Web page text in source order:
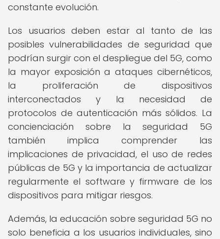
constante evolución.
Los usuarios deben estar al tanto de las
posibles vulnerabilidades de seguridad que
podrían surgir con el despliegue del 5G, como
la mayor exposición a ataques cibernéticos,
la proliferación de dispositivos
interconectados y la necesidad de
protocolos de autenticación más sólidos. La
concienciación sobre la seguridad 5G
también implica comprender las
implicaciones de privacidad, el uso de redes
públicas de 5G y la importancia de actualizar
regularmente el software y firmware de los
dispositivos para mitigar riesgos.
Además, la educación sobre seguridad 5G no
solo beneficia a los usuarios individuales, sino